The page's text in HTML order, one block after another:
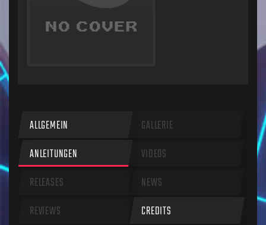
ALLGEMEIN
GALLERIE
ANLEITUNGEN
VIDEOS
RELEASES
NEWS
REVIEWS
CREDITS